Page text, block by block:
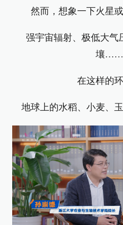
然而，想象一下火星
强宇宙辐射、极低大气
壤……
在这样的
地球上的水稻、小麦、